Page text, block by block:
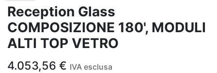
Reception Glass
COMPOSIZIONE 180', MODULI
ALTI TOP VETRO
4.053,56 € IVA esclusa